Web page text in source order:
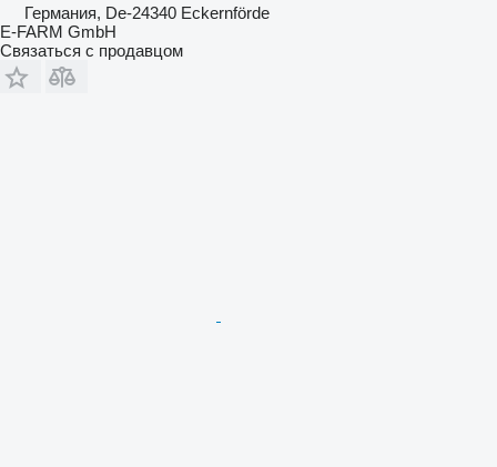
Германия, De-24340 Eckernförde
E-FARM GmbH
Связаться с продавцом